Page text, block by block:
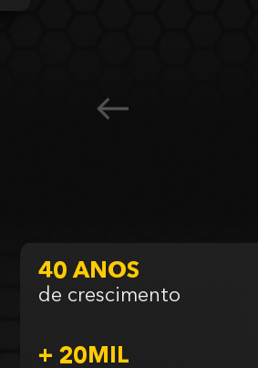
40 ANOS
de crescimento
+ 20MIL